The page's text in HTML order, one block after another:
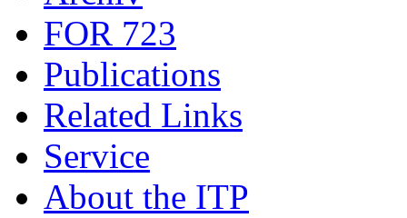
FOR 723
Publications
Related Links
Service
About the ITP